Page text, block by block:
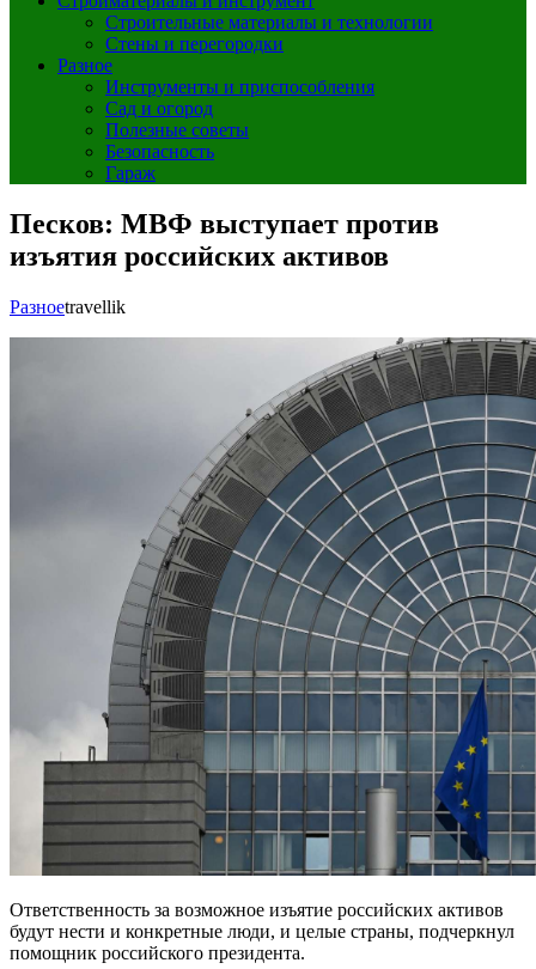
Строительные материалы и технологии
Стены и перегородки
Разное
Инструменты и приспособления
Сад и огород
Полезные советы
Безопасность
Гараж
Песков: МВФ выступает против
изъятия российских активов
Разноеtravellik
Ответственность за возможное изъятие российских активов
будут нести и конкретные люди, и целые страны, подчеркнул
помощник российского президента.